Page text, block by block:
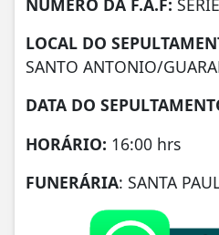
NÚMERO DA F.A.F:
LOCAL DO
SANTO ANTONIO/
DATA DO
HORÁRIO: 16:00 hrs
FUNERÁRIA: SANTA